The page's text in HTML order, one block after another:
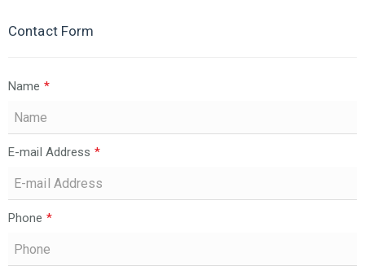
Contact Form
Name *
E-mail Address *
Phone *